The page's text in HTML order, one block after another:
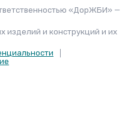
«ДорЖБИ» —
изделий и конструкций и их